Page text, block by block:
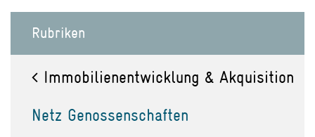
Rubriken
Immobilienentwicklung & Akquisition
Netz Genossenschaften